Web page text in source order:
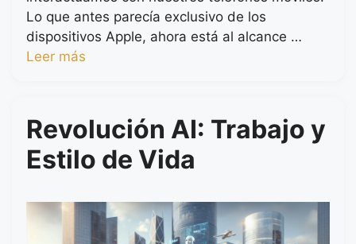
Lo que antes parecía exclusivo de los
dispositivos Apple, ahora está al alcance …
Leer más
Revolución AI: Trabajo y
Estilo de Vida